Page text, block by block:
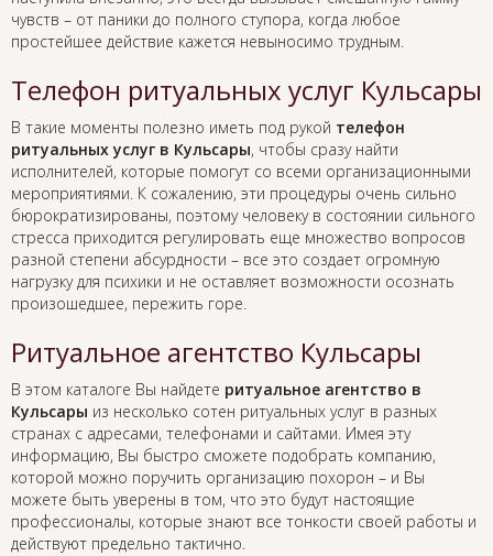
чувств – от паники до полного ступора, когда любое
простейшее действие кажется невыносимо трудным.
Телефон ритуальных услуг Кульсары
В такие моменты полезно иметь под рукой телефон
ритуальных услуг в Кульсары, чтобы сразу найти
исполнителей, которые помогут со всеми организационными
мероприятиями. К сожалению, эти процедуры очень сильно
бюрократизированы, поэтому человеку в состоянии сильного
стресса приходится регулировать еще множество вопросов
разной степени абсурдности – все это создает огромную
нагрузку для психики и не оставляет возможности осознать
произошедшее, пережить горе.
Ритуальное агентство Кульсары
В этом каталоге Вы найдете ритуальное агентство в
Кульсары из несколько сотен ритуальных услуг в разных
странах с адресами, телефонами и сайтами. Имея эту
информацию, Вы быстро сможете подобрать компанию,
которой можно поручить организацию похорон – и Вы
можете быть уверены в том, что это будут настоящие
профессионалы, которые знают все тонкости своей работы и
действуют предельно тактично.